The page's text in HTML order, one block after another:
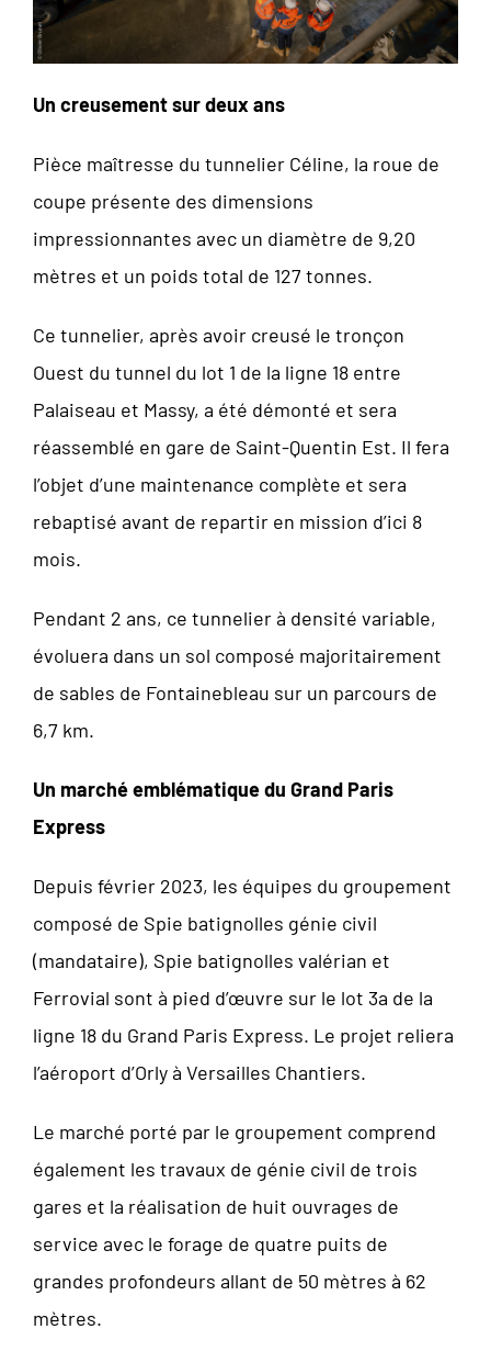
Un creusement sur deux ans
Pièce maîtresse du tunnelier Céline, la roue de
coupe présente des dimensions
impressionnantes avec un diamètre de 9,20
mètres et un poids total de 127 tonnes.
Ce tunnelier, après avoir creusé le tronçon
Ouest du tunnel du lot 1 de la ligne 18 entre
Palaiseau et Massy, a été démonté et sera
réassemblé en gare de Saint-Quentin Est. Il fera
l’objet d’une maintenance complète et sera
rebaptisé avant de repartir en mission d’ici 8
mois.
Pendant 2 ans, ce tunnelier à densité variable,
évoluera dans un sol composé majoritairement
de sables de Fontainebleau sur un parcours de
6,7 km.
Un marché emblématique du Grand Paris
Express
Depuis février 2023, les équipes du groupement
composé de Spie batignolles génie civil
(mandataire), Spie batignolles valérian et
Ferrovial sont à pied d’œuvre sur le lot 3a de la
ligne 18 du Grand Paris Express. Le projet reliera
l’aéroport d’Orly à Versailles Chantiers.
Le marché porté par le groupement comprend
également les travaux de génie civil de trois
gares et la réalisation de huit ouvrages de
service avec le forage de quatre puits de
grandes profondeurs allant de 50 mètres à 62
mètres.